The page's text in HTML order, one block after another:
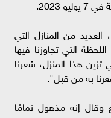
من المنازل التي
التي تجاوزنا فيها
تزين هذا المنزل، شعرنا
به من قبل".
وقال إنه مذهول تمامًا